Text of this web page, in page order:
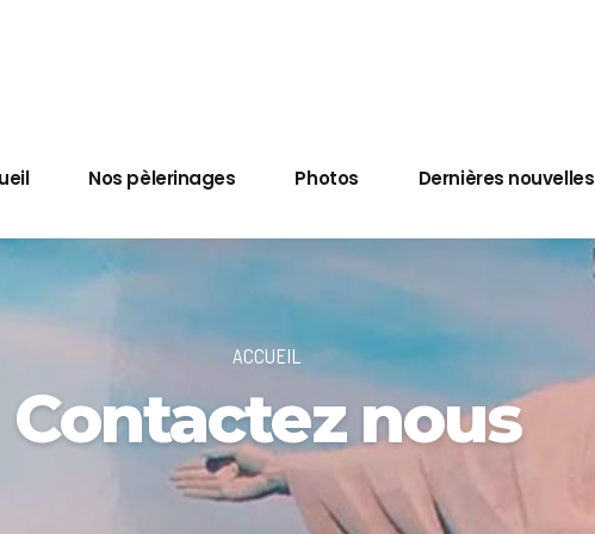
Nos pèlerinages Photos Dernières nouvelles
ACCUEIL
Contactez nous